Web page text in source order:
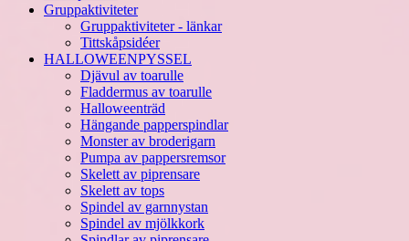
Gruppaktiviteter
Gruppaktiviteter - länkar
Tittskåpsidéer
HALLOWEENPYSSEL
Djävul av toarulle
Fladdermus av toarulle
Halloweenträd
Hängande papperspindlar
Monster av broderigarn
Pumpa av pappersremsor
Skelett av piprensare
Skelett av tops
Spindel av garnnystan
Spindel av mjölkkork